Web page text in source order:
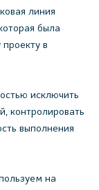
линия
была
в
исключить
контролировать
выполнения
на